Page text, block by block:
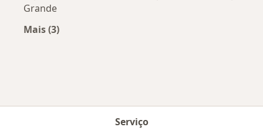
Grande
Mais (3)
Serviço